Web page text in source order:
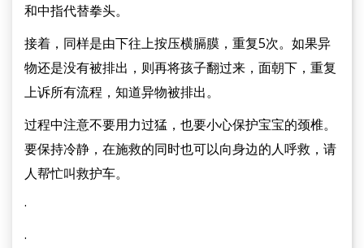
和中指代替拳头。
接着，同样是由下往上按压横膈膜，重复5次。如果异
物还是没有被排出，则再将孩子翻过来，面朝下，重复
上诉所有流程，知道异物被排出。
过程中注意不要用力过猛，也要小心保护宝宝的颈椎。
要保持冷静，在施救的同时也可以向身边的人呼救，请
人帮忙叫救护车。
·
·